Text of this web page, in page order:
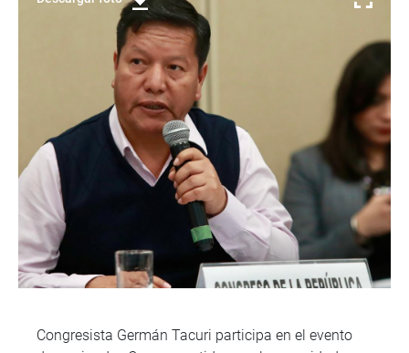
Congresista Germán Tacuri participa en el evento